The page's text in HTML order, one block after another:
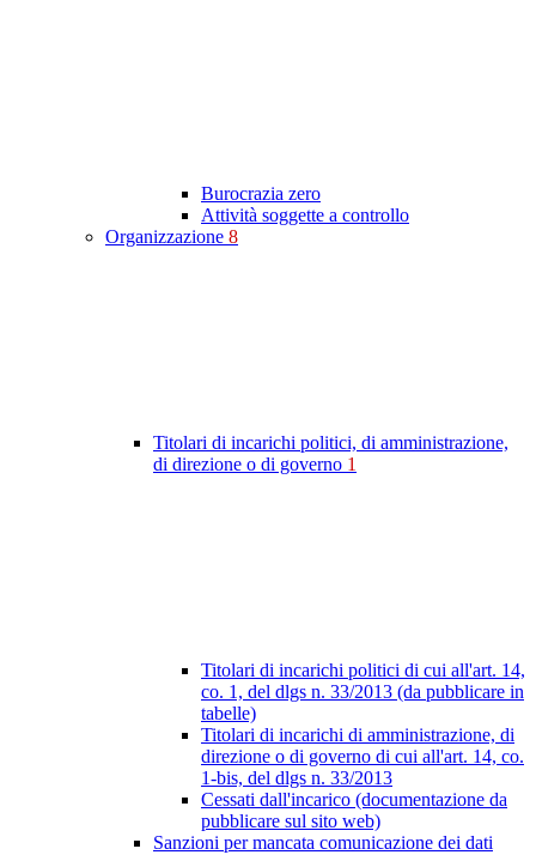
Burocrazia zero
Attività soggette a controllo
Organizzazione 8
Titolari di incarichi politici, di amministrazione,
di direzione o di governo 1
Titolari di incarichi politici di cui all'art. 14,
co. 1, del dlgs n. 33/2013 (da pubblicare in
tabelle)
Titolari di incarichi di amministrazione, di
direzione o di governo di cui all'art. 14, co.
1-bis, del dlgs n. 33/2013
Cessati dall'incarico (documentazione da
pubblicare sul sito web)
Sanzioni per mancata comunicazione dei dati